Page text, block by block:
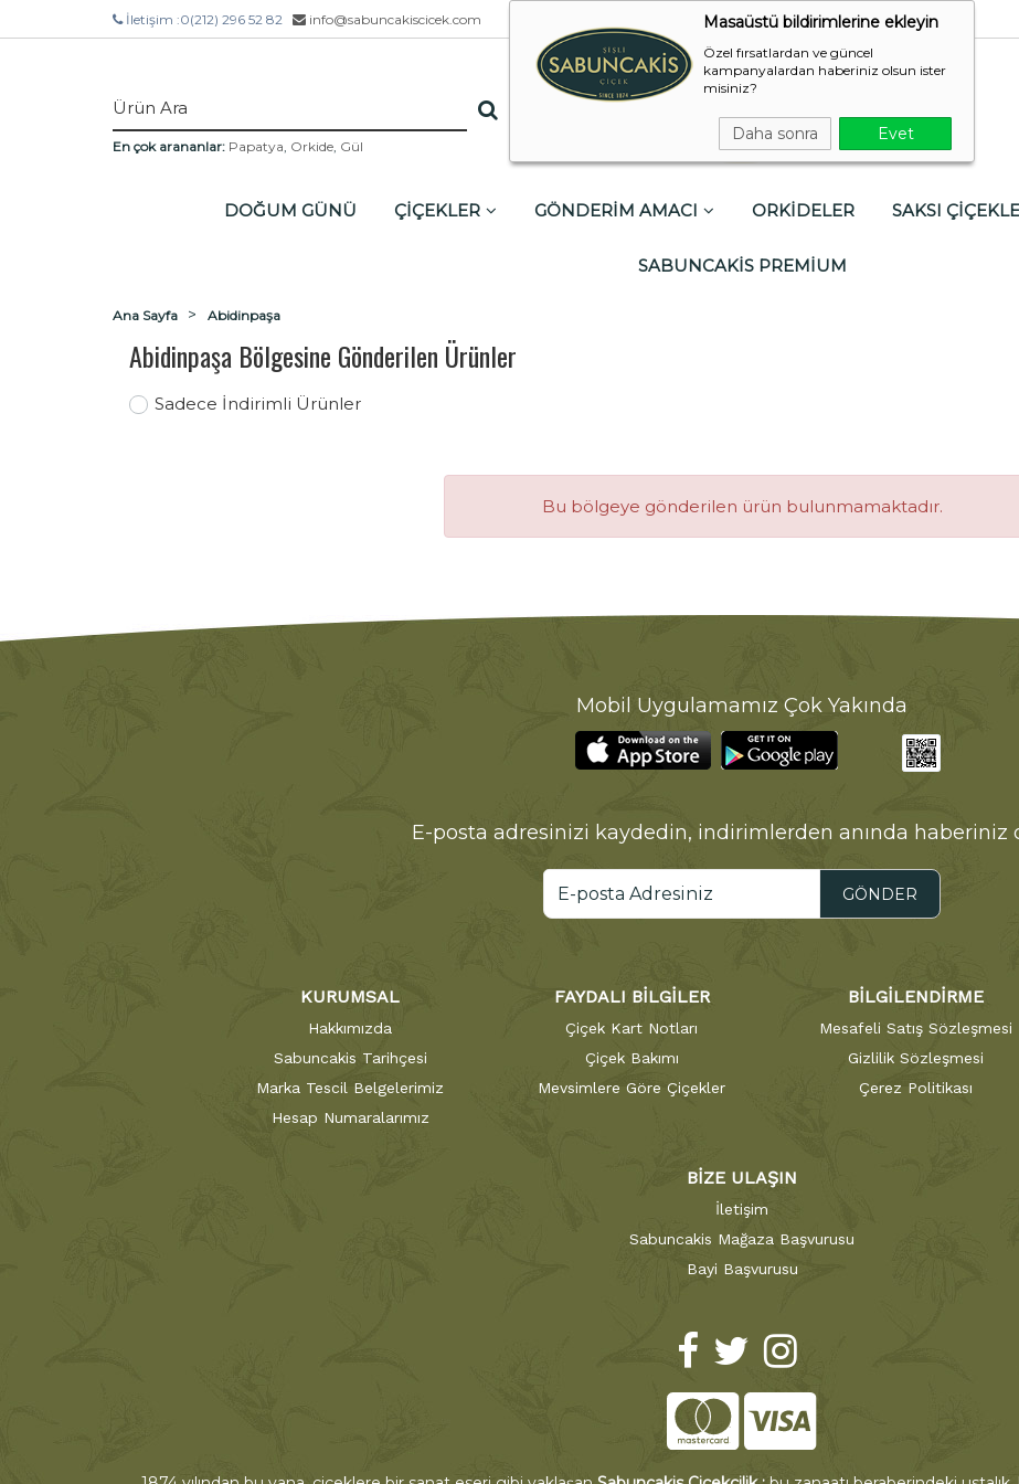
Masaüstü bildirimlerine ekleyin
Özel fırsatlardan ve güncel
kampanyalardan haberiniz olsun ister
misiniz?
Daha sonra Evet
İletişim :0(212) 296 52 82 info@sabuncakiscicek.com
En çok arananlar: Papatya, Orkide, Gül
DOĞUM GÜNÜ ÇİÇEKLER GÖNDERİM AMACI ORKİDELER SAKSI
SABUNCAKİS PREMİUM
Ana Sayfa Abidinpaşa
Abidinpaşa Bölgesine Gönderilen Ürünler
Sadece İndirimli Ürünler
Bu bölgeye gönderilen ürün bulunmamaktadır.
Mobil Uygulamamız Çok Yakında
E-posta adresinizi kaydedin, indirimlerden anında haberiniz
GÖNDER
KURUMSAL
Hakkımızda
Sabuncakis Tarihçesi
Marka Tescil Belgelerimiz
Hesap Numaralarımız
FAYDALI BİLGİLER
Çiçek Kart Notları
Çiçek Bakımı
Mevsimlere Göre Çiçekler
BİLGİLENDİRME
Mesafeli Satış Sözleşmesi
Gizlilik Sözleşmesi
Çerez Politikası
BİZE ULAŞIN
İletişim
Sabuncakis Mağaza Başvurusu
Bayi Başvurusu